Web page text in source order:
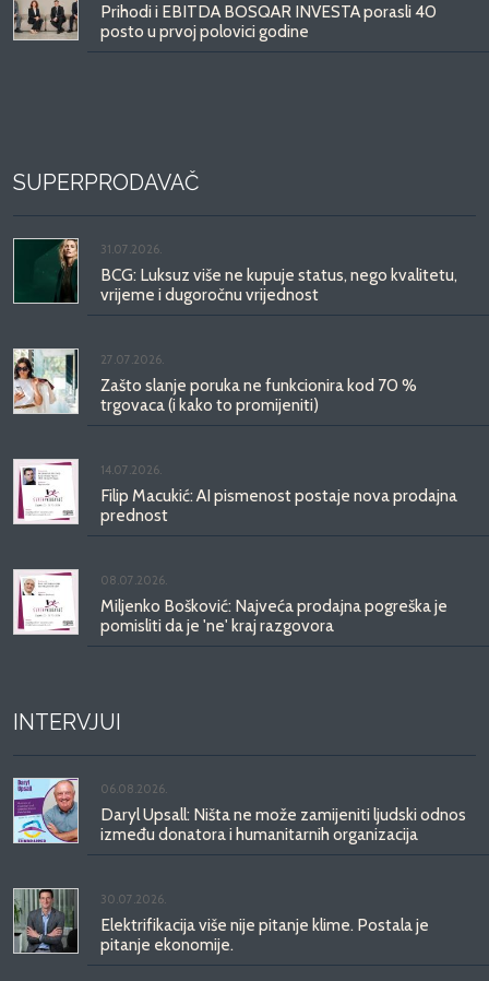
Prihodi i EBITDA BOSQAR INVESTA porasli 40
posto u prvoj polovici godine
SUPERPRODAVAČ
31.07.2026.
BCG: Luksuz više ne kupuje status, nego kvalitetu,
vrijeme i dugoročnu vrijednost
27.07.2026.
Zašto slanje poruka ne funkcionira kod 70 %
trgovaca (i kako to promijeniti)
14.07.2026.
Filip Macukić: AI pismenost postaje nova prodajna
prednost
08.07.2026.
Miljenko Bošković: Najveća prodajna pogreška je
pomisliti da je 'ne' kraj razgovora
INTERVJUI
06.08.2026.
Daryl Upsall: Ništa ne može zamijeniti ljudski odnos
između donatora i humanitarnih organizacija
30.07.2026.
Elektrifikacija više nije pitanje klime. Postala je
pitanje ekonomije.